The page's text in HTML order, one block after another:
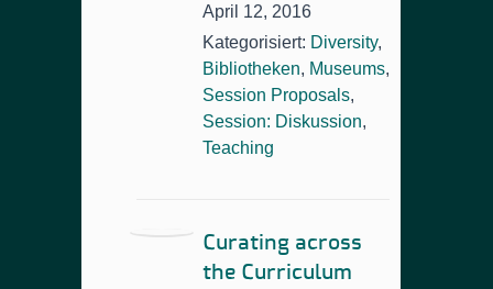
April 12, 2016
Kategorisiert: Diversity,
Bibliotheken, Museums,
Session Proposals,
Session: Diskussion,
Teaching
Curating across
the Curriculum